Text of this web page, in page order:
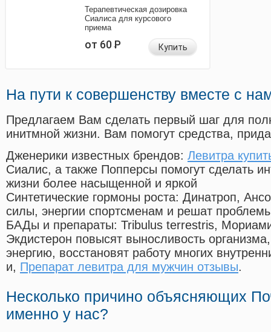
Терапевтическая дозировка
Сиалиса для курсового
приема
от 60Р Купить
На пути к совершенству вместе с
Предлагаем Вам сделать первый шаг для
инитмной жизни. Вам помогут средства,
Дженерики известных брендов: Левитра
Сиалис, а также Попперсы помогут сделать
жизни более насыщенной и яркой
Синтетические гормоны роста: Динатроп,
силы, энергии спортсменам и решат
БАДы и препараты: Tribulus terrestris,
Экдистерон повысят выносливость
энергию, восстановят работу многих
и, Препарат левитра для мужчин отзывы.
Несколько причино объясняющих
именно у нас?